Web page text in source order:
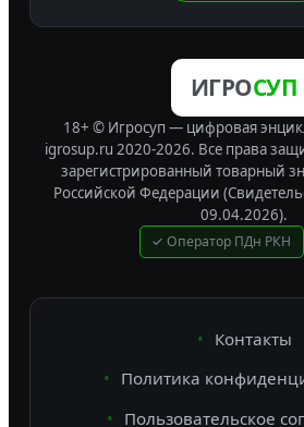
ИГРОСУП
18+ © Игросуп — цифровая
igrosup.ru 2020-2026. Все права
зарегистрированный товарный
Российской Федерации
09.04.2026).
✓ Оператор ПДн РКН
Контакты
Политика
Пользовательское